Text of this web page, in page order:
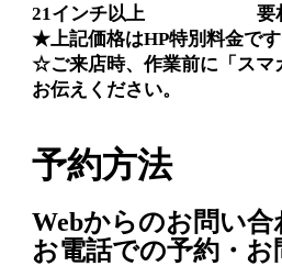
21インチ以上 要
★上記価格はHP特別料金で
☆ご来店時、作業前に「スマ
お伝えください。
予約方法
Webからのお問い
お電話での予約・